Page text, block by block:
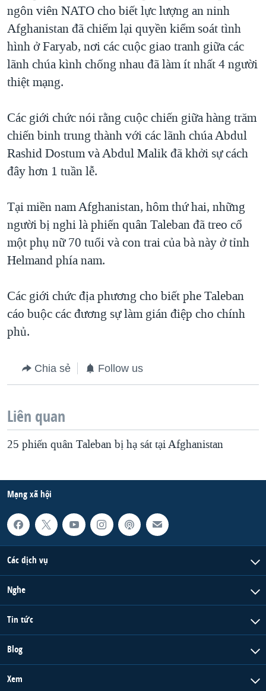
VĂN HOÁ
THỂ THAO
GIÁO DỤC
TRỊNH VĨNH BÌNH - NGƯỜI HẠ 'BÊN THẮNG CUỘC'
GROUND ZERO – XƯA VÀ NAY
CHI PHÍ CHIẾN TRANH AFGHANISTAN
CÁC GIÁ TRỊ CỘNG HÒA Ở VIỆT NAM
THƯỢNG ĐỈNH TRUMP-KIM TẠI VIỆT NAM
NGƯ DÂN VIỆT VÀ LÀN SÓNG TRỘM HẢI SÂM
BÊN KIA QUỐC LỘ: TIẾNG VỌNG TỪ NÔNG THÔN MỸ
QUAN HỆ VIỆT MỸ
Ngôn ngữ khác
ngôn viên NATO cho biết lực lượng an ninh
Afghanistan đã chiếm lại quyền kiểm soát tình
hình ở Faryab, nơi các cuộc giao tranh giữa các
lãnh chúa kình chống nhau đã làm ít nhất 4 người
thiệt mạng.
Các giới chức nói rằng cuộc chiến giữa hàng trăm
chiến binh trung thành với các lãnh chúa Abdul
Rashid Dostum và Abdul Malik đã khởi sự cách
đây hơn 1 tuần lễ.
Tại miền nam Afghanistan, hôm thứ hai, những
người bị nghi là phiến quân Taleban đã treo cổ
một phụ nữ 70 tuổi và con trai của bà này ở tỉnh
Helmand phía nam.
Các giới chức địa phương cho biết phe Taleban
cáo buộc các đương sự làm gián điệp cho chính
phủ.
Chia sẻ Follow us
Liên quan
25 phiến quân Taleban bị hạ sát tại Afghanistan
Mạng xã hội
Các dịch vụ
Nghe
Tin tức
Blog
Xem